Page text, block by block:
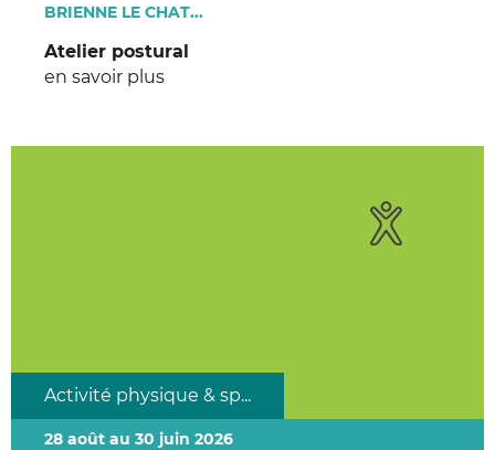
BRIENNE LE CHAT...
Atelier postural
en savoir plus
Activité physique & sp...
28 août au 30 juin 2026